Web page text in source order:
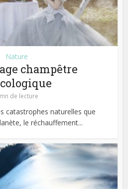
Nature
champêtre
de lecture
catastrophes naturelles que
le réchauffement...